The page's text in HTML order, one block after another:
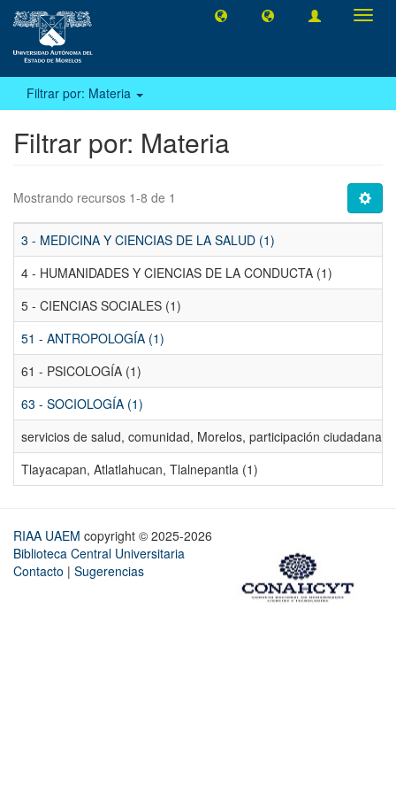
Filtrar por: Materia
Filtrar por: Materia
Mostrando recursos 1-8 de 1
3 - MEDICINA Y CIENCIAS DE LA SALUD (1)
4 - HUMANIDADES Y CIENCIAS DE LA CONDUCTA (1)
5 - CIENCIAS SOCIALES (1)
51 - ANTROPOLOGÍA (1)
61 - PSICOLOGÍA (1)
63 - SOCIOLOGÍA (1)
servicios de salud, comunidad, Morelos, participación
Tlayacapan, Atlatlahucan, Tlalnepantla (1)
RIAA UAEM copyright © 2025-2026
Biblioteca Central Universitaria
Contacto | Sugerencias